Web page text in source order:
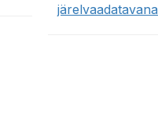
järelvaadatavana